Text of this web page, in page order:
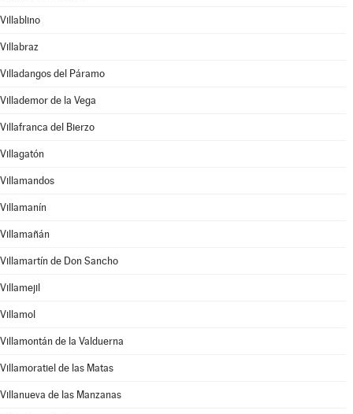
Villablino
Villabraz
Villadangos del Páramo
Villademor de la Vega
Villafranca del Bierzo
Villagatón
Villamandos
Villamanín
Villamañán
Villamartín de Don Sancho
Villamejil
Villamol
Villamontán de la Valduerna
Villamoratiel de las Matas
Villanueva de las Manzanas